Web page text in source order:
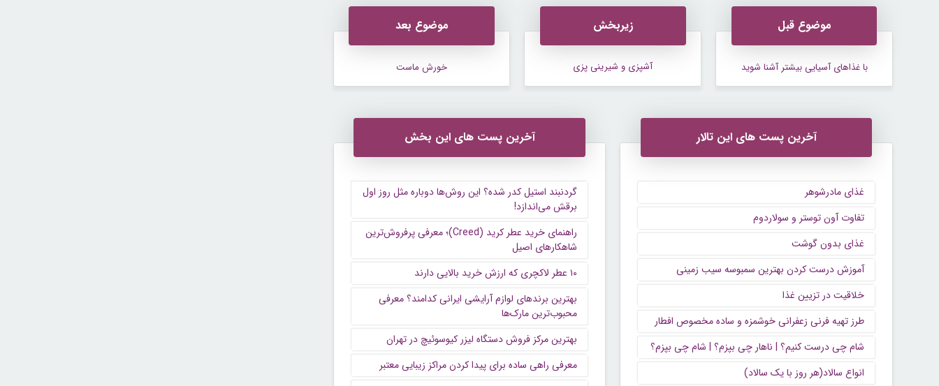
موضوع قبل
با غذاهای آسیایی بیشتر آشنا شوید
زیربخش
آشپزی و شیرینی پزی
موضوع بعد
خورش ماست
آخرین پست های این تالار
غذای مادرشوهر
تفاوت آون توستر و سولاردوم
غذای بدون گوشت
آموزش درست کردن بهترین سمبوسه سیب زمینی
خلاقیت در تزیین غذا
طرز تهیه فرنی زعفرانی خوشمزه و ساده مخصوص افطار
شام چی درست کنیم؟ | ناهار چی بپزم؟ | شام چی بپزم؟
انواع سالاد(هر روز با یک سالاد)
آخرین پست های این بخش
گردنبند استیل کدر شده؟ این روش‌ها دوباره مثل روز اول
برقش می‌اندازد!
راهنمای خرید عطر کرید (Creed)؛ معرفی پرفروش‌ترین
شاهکارهای اصیل
۱۰ عطر لاکچری که ارزش خرید بالایی دارند
بهترین برندهای لوازم آرایشی ایرانی کدامند؟ معرفی
محبوب‌ترین مارک‌ها
بهترین مرکز فروش دستگاه لیزر کیوسوئیچ در تهران
معرفی راهی ساده برای پیدا کردن مراکز زیبایی معتبر